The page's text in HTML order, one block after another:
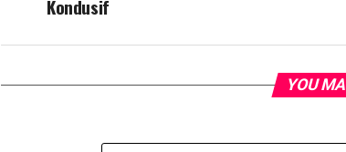
Kondusif
YOU